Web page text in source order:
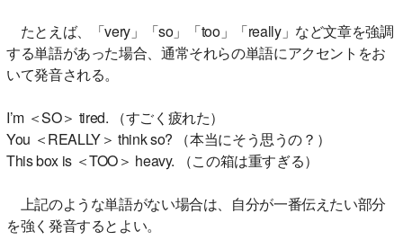
たとえば、「very」「so」「too」「really」など文章を強調
する単語があった場合、通常それらの単語にアクセントをお
いて発音される。
I’m ＜SO＞ tired. （すごく疲れた）
You ＜REALLY＞ think so? （本当にそう思うの？）
This box is ＜TOO＞ heavy. （この箱は重すぎる）
上記のような単語がない場合は、自分が一番伝えたい部分
を強く発音するとよい。